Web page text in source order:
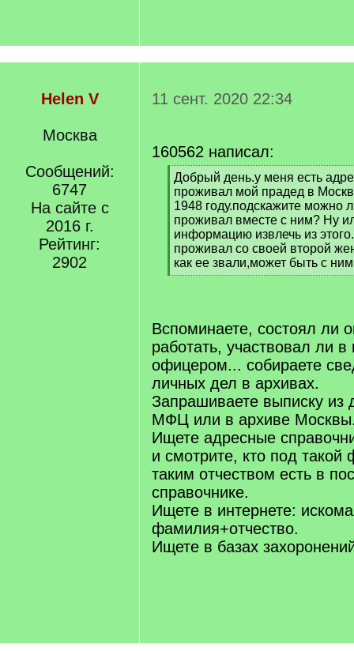
Helen V
Москва
Сообщений:
6747
На сайте с
2016 г.
Рейтинг:
2902
11 сент. 2020 22:34
160562 написал:
[
q
]
Добрый день.у меня есть
проживал мой прадед в
1948 году.подскажите можно
проживал вместе с ним? Ну
информацию извлечь из
проживал со своей второй
как ее звали,может быть с
[
Вспоминаете, состоял ли
работать, участвовал ли в
офицером... собираете
личных дел в архивах.
Запрашиваете выписку из
МФЦ или в архиве
Ищете адресные
и смотрите, кто под
таким отчеством есть в
справочнике.
Ищете в интернете:
фамилия+отчество.
Ищете в базах